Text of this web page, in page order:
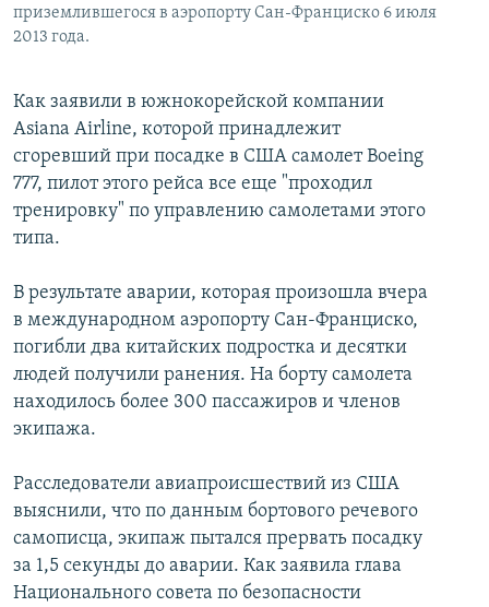
AZADLIQRADIOSU MOBIL TELEFONUNUZDA
RFE/RL-in bütün saytları
приземлившегося в аэропорту Сан-Франциско 6 июля
2013 года.
Как заявили в южнокорейской компании
Asiana Airline, которой принадлежит
сгоревший при посадке в США самолет Boeing
777, пилот этого рейса все еще "проходил
тренировку" по управлению самолетами этого
типа.
В результате аварии, которая произошла вчера
в международном аэропорту Сан-Франциско,
погибли два китайских подростка и десятки
людей получили ранения. На борту самолета
находилось более 300 пассажиров и членов
экипажа.
Расследователи авиапроисшествий из США
выяснили, что по данным бортового речевого
самописца, экипаж пытался прервать посадку
за 1,5 секунды до аварии. Как заявила глава
Национального совета по безопасности